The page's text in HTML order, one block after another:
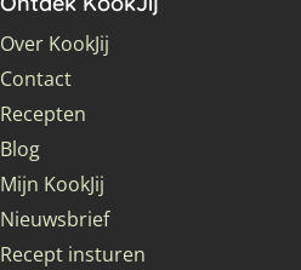
Over KookJij
Contact
Recepten
Blog
Mijn KookJij
Nieuwsbrief
Recept insturen